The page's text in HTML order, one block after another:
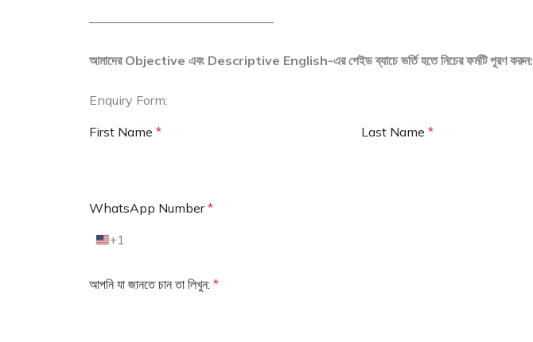
——————————————–
আমাদের Objective এবং Descriptive English-এর পেইড ব্যাচে ভর্তি হতে নিচের ফর্মটি পূরণ করুন:
Enquiry Form:
First Name * Last Name *
WhatsApp Number*
U
t
+1
আপনি যা জানতে চান তা লিখুন: *